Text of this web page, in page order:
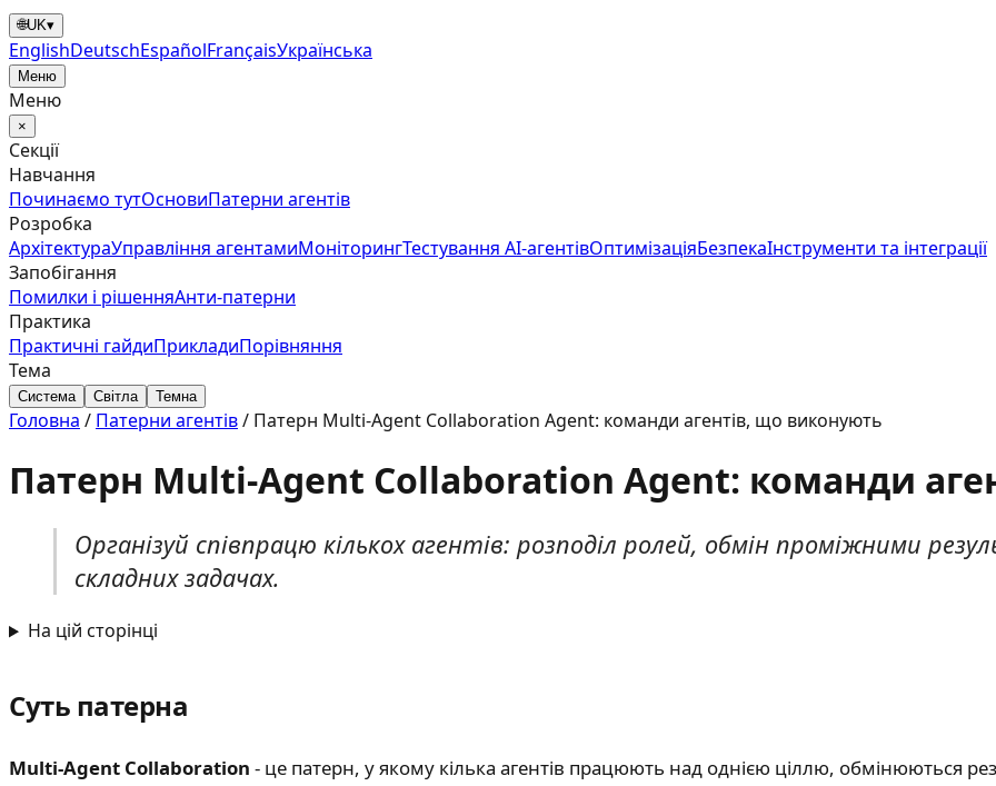
🌐UK▾
EnglishDeutschEspañolFrançaisУкраїнська
Меню
Меню
×
Секції
Навчання
Починаємо тутОсновиПатерни агентів
Розробка
АрхітектураУправління агентамиМоніторингТестування AI-агентівОптимізаціяБезпекаІнструменти та інтеграції
Запобігання
Помилки і рішенняАнти‑патерни
Практика
Практичні гайдиПрикладиПорівняння
Тема
Система Світла Темна
Головна / Патерни агентів/ Патерн Multi-Agent Collaboration Agent: команди агентів, що виконують
Патерн Multi-Agent Collaboration Agent: команди
Організуй співпрацю кількох агентів: розподіл ролей, обмін проміжними
складних задачах.
На цій сторінці
Суть патерна
Multi-Agent Collaboration - це патерн, у якому кілька агентів працюють над однією ціллю, обмінюються